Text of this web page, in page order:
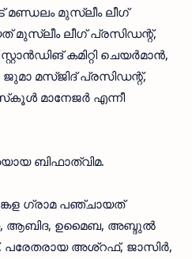
മുസ്ലീം ലീഗ്
മുസ്ലീം ലീഗ് പ്രസിഡന്റ്,
കമിറ്റി ചെയര്‍മാന്‍,
മസ്ജിദ് പ്രസിഡന്റ്,
മാനേജര്‍ എന്നീ
ബിഫാത്വിമ.
ഗ്രാമ പഞ്ചായത്
ആബിദ, ഉമൈബ, അബ്ദുല്‍
അശ്റഫ്, ജാസിര്‍,